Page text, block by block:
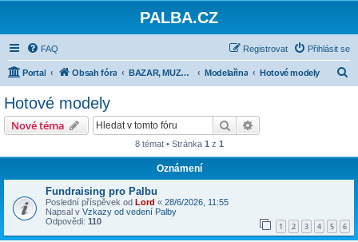
PALBA.CZ
FAQ Přihlásit se
Registrovat
Portal Obsah fóra BAZAR, MUZEA, HRY, MODELAŘINA Modelařina Hotové modely
Hotové modely
Nové téma Hledat
8 témat • Stránka 1 z 1
Oznámení
Fundraising pro Palbu
Poslední příspěvek od Lord « 28/6/2026, 11:55
Napsal v Vzkazy od vedení Palby
Odpovědi: 110 1 2 3 4 5 6